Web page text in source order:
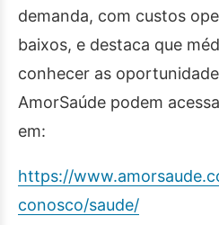
demanda, com custos
baixos, e destaca que
conhecer as
AmorSaúde podem
em:
https://
conosco/saude/